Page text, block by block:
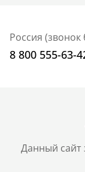
Данный сайт
Россия
8 800 555-63-
+7 (499)
Санкт-
+7 (812)